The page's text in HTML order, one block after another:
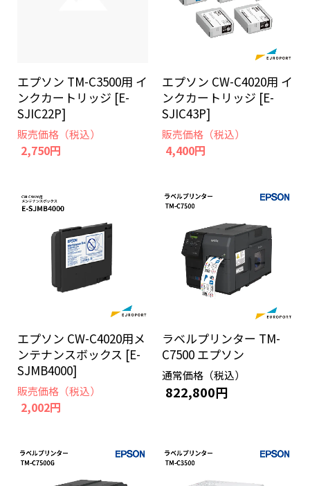
エプソン TM-C3500用 イ
ンクカートリッジ [E-
SJIC22P]
販売価格（税込）
2,750円
エプソン CW-C4020用 イ
ンクカートリッジ [E-
SJIC43P]
販売価格（税込）
4,400円
エプソン CW-C4020用メ
ンテナンスボックス [E-
SJMB4000]
販売価格（税込）
2,002円
ラベルプリンター TM-
C7500 エプソン
通常価格（税込）
822,800円